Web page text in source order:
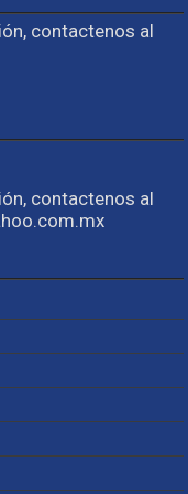
contactenos al
contactenos al